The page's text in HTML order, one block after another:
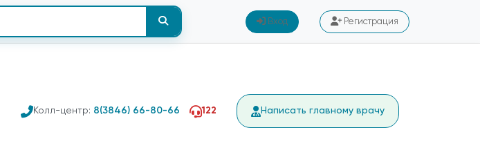
Вход Регистрация
Колл-центр: 8(3846) 66-80-66 122 Написать главному врачу